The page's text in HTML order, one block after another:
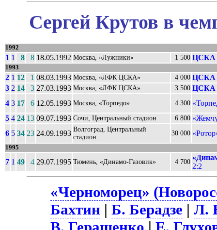
Сергей Крутов в
1992
1 1 8 8 18.05.1992 Москва, «Лужники» 1 500 ЦСКА
1993
2 1 12 1 08.03.1993 Москва, «ЛФК ЦСКА» 4 000 ЦСКА
3 2 14 3 27.03.1993 Москва, «ЛФК ЦСКА» 3 500 ЦСКА
4 3 17 6 12.05.1993 Москва, «Торпедо» 4 300
5 4 24 13 09.07.1993 Сочи, Центральный стадион 6 800
6 5 34 23 24.09.1993 Волгоград, Центральный
стадион
30 000
1995
7 1 49 4 29.07.1995 Тюмень, «Динамо-Газовик» 4 700
2:2
«Черноморец»
Бахтин |Б. Берадзе |Л.